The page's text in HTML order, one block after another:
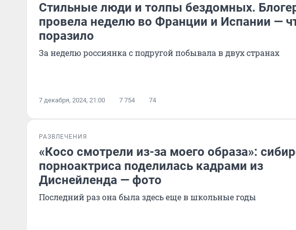
Стильные люди и толпы бездомных.
провела неделю во Франции и Испании —
поразило
За неделю россиянка с подругой побывала в двух странах
7 декабря, 2024, 21:00 7 754 74
РАЗВЛЕЧЕНИЯ
«Косо смотрели из-за моего образа»:
порноактриса поделилась кадрами из
Диснейленда — фото
Последний раз она была здесь еще в школьные годы